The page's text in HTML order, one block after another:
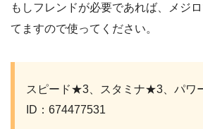
もしフレンドが必要であれば、メジ
てますので使ってください。
スピード★3、スタミナ★3、パワ
ID：674477531